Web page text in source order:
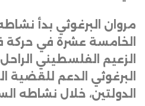
مروان البرغوثي بدأ
الخامسة عشرة في حركة
الزعيم الفلسطيني
البرغوثي الدعم للقضية
الدولتين، خلال نشاطه